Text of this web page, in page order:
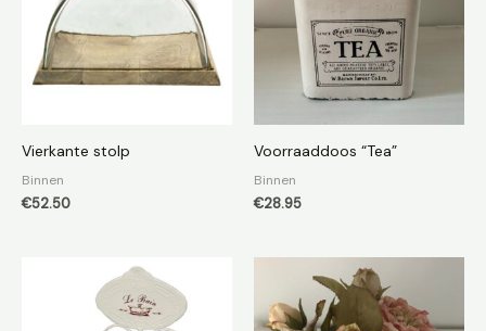
Vierkante stolp
Binnen
€52.50
Voorraaddoos “Tea”
Binnen
€28.95